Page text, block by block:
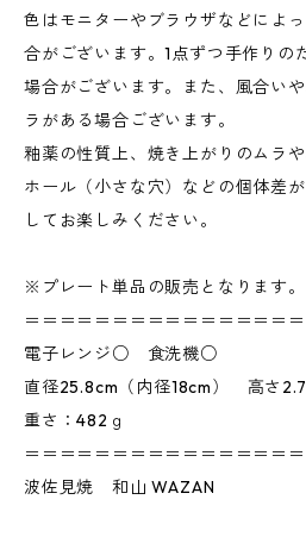
色はモニターやブラウザなどによ
合がございます。1点ずつ手作りの
場合がございます。また、風合い
ラがある場合ございます。
釉薬の性質上、焼き上がりのムラ
ホール（小さな穴）などの個体差
してお楽しみください。
※プレート単品の販売となります。
＝＝＝＝＝＝＝＝＝＝＝＝＝＝＝
電子レンジ○ 食洗機○
直径25.8cm（内径18cm） 高さ
重さ：482ｇ
＝＝＝＝＝＝＝＝＝＝＝＝＝＝＝
波佐見焼 和山 WAZAN